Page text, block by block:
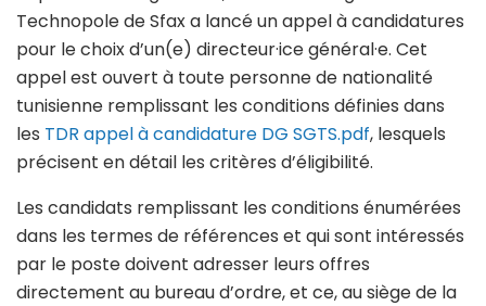
Technopole de Sfax a lancé un appel à candidatures
pour le choix d’un(e) directeur·ice général·e. Cet
appel est ouvert à toute personne de nationalité
tunisienne remplissant les conditions définies dans
les TDR appel à candidature DG SGTS.pdf, lesquels
précisent en détail les critères d’éligibilité.
Les candidats remplissant les conditions énumérées
dans les termes de références et qui sont intéressés
par le poste doivent adresser leurs offres
directement au bureau d’ordre, et ce, au siège de la